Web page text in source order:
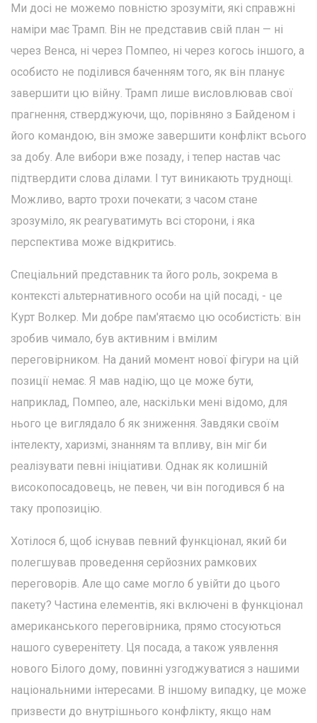
Ми досі не можемо повністю зрозуміти, які справжні
наміри має Трамп. Він не представив свій план — ні
через Венса, ні через Помпео, ні через когось іншого, а
особисто не поділився баченням того, як він планує
завершити цю війну. Трамп лише висловлював свої
прагнення, стверджуючи, що, порівняно з Байденом і
його командою, він зможе завершити конфлікт всього
за добу. Але вибори вже позаду, і тепер настав час
підтвердити слова ділами. І тут виникають труднощі.
Можливо, варто трохи почекати; з часом стане
зрозуміло, як реагуватимуть всі сторони, і яка
перспектива може відкритись.
Спеціальний представник та його роль, зокрема в
контексті альтернативного особи на цій посаді, - це
Курт Волкер. Ми добре пам'ятаємо цю особистість: він
зробив чимало, був активним і вмілим
переговірником. На даний момент нової фігури на цій
позиції немає. Я мав надію, що це може бути,
наприклад, Помпео, але, наскільки мені відомо, для
нього це виглядало б як зниження. Завдяки своїм
інтелекту, харизмі, знанням та впливу, він міг би
реалізувати певні ініціативи. Однак як колишній
високопосадовець, не певен, чи він погодився б на
таку пропозицію.
Хотілося б, щоб існував певний функціонал, який би
полегшував проведення серйозних рамкових
переговорів. Але що саме могло б увійти до цього
пакету? Частина елементів, які включені в функціонал
американського переговірника, прямо стосуються
нашого суверенітету. Ця посада, а також уявлення
нового Білого дому, повинні узгоджуватися з нашими
національними інтересами. В іншому випадку, це може
призвести до внутрішнього конфлікту, якщо нам